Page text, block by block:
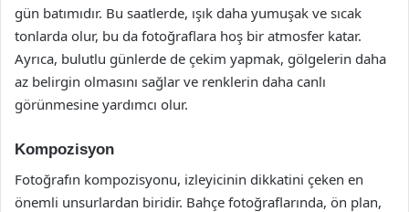
gün batımıdır. Bu saatlerde, ışık daha yumuşak ve sıcak
tonlarda olur, bu da fotoğraflara hoş bir atmosfer katar.
Ayrıca, bulutlu günlerde de çekim yapmak, gölgelerin daha
az belirgin olmasını sağlar ve renklerin daha canlı
görünmesine yardımcı olur.
Kompozisyon
Fotoğrafın kompozisyonu, izleyicinin dikkatini çeken en
önemli unsurlardan biridir. Bahçe fotoğraflarında, ön plan,